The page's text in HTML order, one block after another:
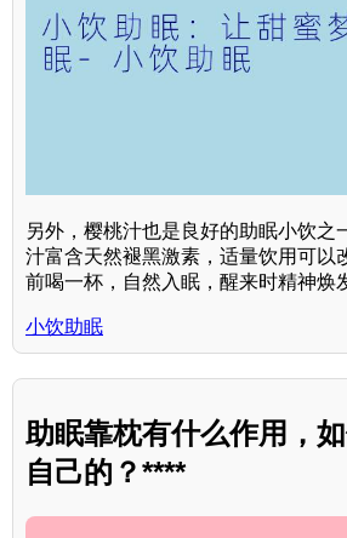
另外，樱桃汁也是良好的助眠小饮之
汁富含天然褪黑激素，适量饮用可以
前喝一杯，自然入眠，醒来时精神焕
小饮助眠
助眠靠枕有什么作用，
自己的？****